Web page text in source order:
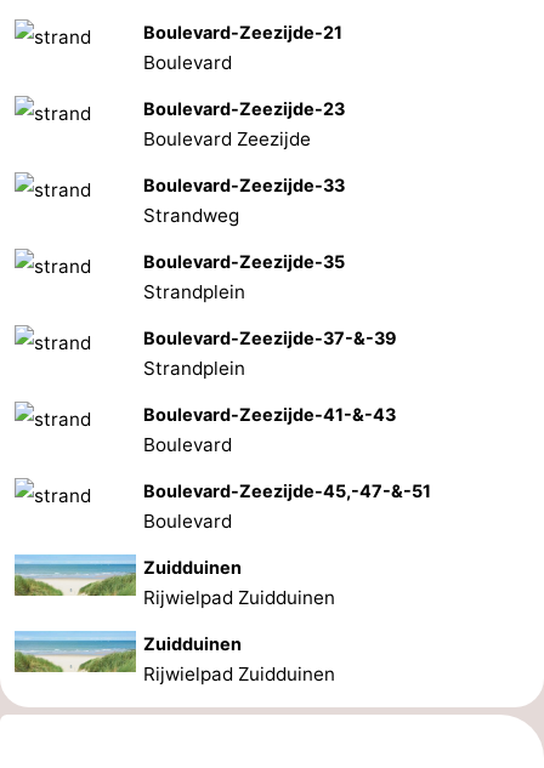
Boulevard-Zeezijde-21
Boulevard
Boulevard-Zeezijde-23
Boulevard Zeezijde
Boulevard-Zeezijde-33
Strandweg
Boulevard-Zeezijde-35
Strandplein
Boulevard-Zeezijde-37-&-39
Strandplein
Boulevard-Zeezijde-41-&-43
Boulevard
Boulevard-Zeezijde-45,-47-&-51
Boulevard
Zuidduinen
Rijwielpad Zuidduinen
Zuidduinen
Rijwielpad Zuidduinen